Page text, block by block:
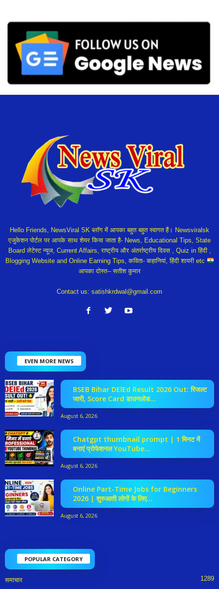
Hello Friends, NewsViral SK ब्लॉग में आपका बहुत बहुत स्वागत हैं। Newsviralsk
एजुकेशन पोर्टल पर आपके साथ शेयर किया जाता है- News, Educational Tips, State
Board लेटेस्ट न्यूज, Current Affairs, राष्ट्रीय और अंतर्राष्ट्रीय दिवस , Quiz in हिंदी ,
Blogging Website and Online Earning Tips, कविता- कहानियां, हिंदी शायरी etc
आपका दोस्त-- सतीश कुमार
Contact us: satishkrdwal@gmail.com
EVEN MORE NEWS
BSEB Bihar DElEd Result 2026 Out: रिजल्ट
जारी, Score Card डाउनलोड...
August 6, 2026
Chatgpt thumbnail prompt | 1 मिनट में
बनाएं प्रोफेशनल YouTube...
August 6, 2026
Online Part-Time Jobs for Beginners
2026 | शुरुआती लोगों के लिए...
August 6, 2026
POPULAR CATEGORY
समाचार 1289